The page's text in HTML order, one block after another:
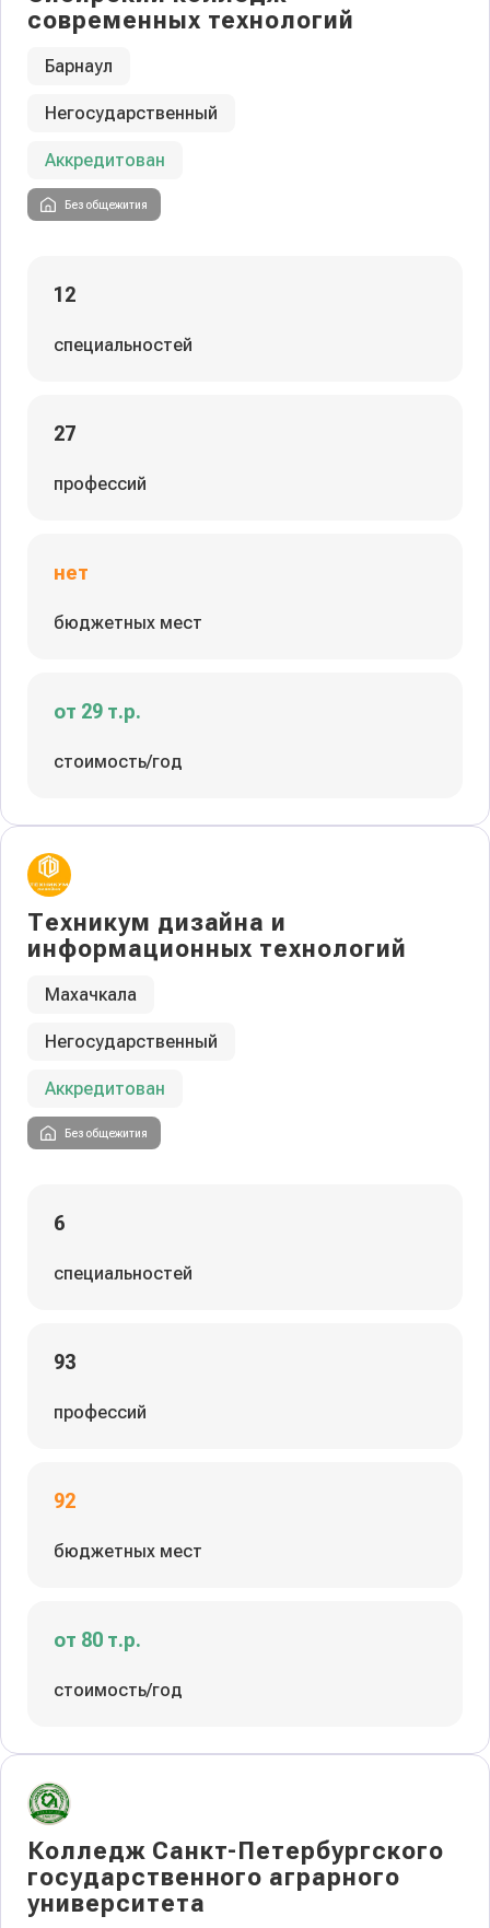
современных технологий
Барнаул
Негосударственный
Аккредитован
Без общежития
12
специальностей
27
профессий
нет
бюджетных мест
от 29 т.р.
стоимость/год
Техникум дизайна и
информационных технологий
Махачкала
Негосударственный
Аккредитован
Без общежития
6
специальностей
93
профессий
92
бюджетных мест
от 80 т.р.
стоимость/год
Колледж Санкт-Петербургского
государственного аграрного
университета